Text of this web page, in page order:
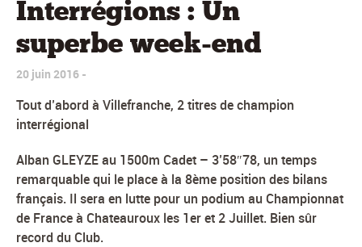
Interrégions : Un
superbe week-end
20 juin 2016
Tout d’abord à Villefranche, 2 titres de champion
interrégional
Alban GLEYZE au 1500m Cadet – 3’58″78, un temps
remarquable qui le place à la 8ème position des bilans
français. Il sera en lutte pour un podium au Championnat
de France à Chateauroux les 1er et 2 Juillet. Bien sûr
record du Club.